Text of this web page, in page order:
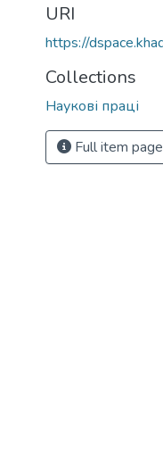
URI
https://
Collections
Наукові праці
Full item page